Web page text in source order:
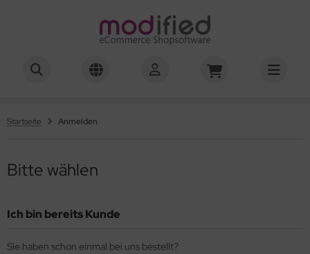
Startseite Anmelden
Bitte wählen
Ich bin bereits Kunde
Sie haben schon einmal bei uns bestellt?
06